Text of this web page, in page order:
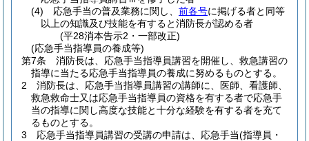
(4)
応急手当の普及業務に関し、 前各号に掲げる者と同等
以上の知識及び技能を有すると消防長が認める者
(平28消本告示2・一部改正)
(応急手当指導員の養成等)
第7条
消防長は、応急手当指導員講習を開催し、救急講習の
指導に当たる応急手当指導員の養成に努めるものとする。
2
消防長は、応急手当指導員講習の講師に、医師、看護師、
救急救命士又は応急手当指導員の資格を有する者で応急手
当の指導に関し高度な技能と十分な経験を有する者を充て
るものとする。
3
応急手当指導員講習の受講の申請は、応急手当(指導員・